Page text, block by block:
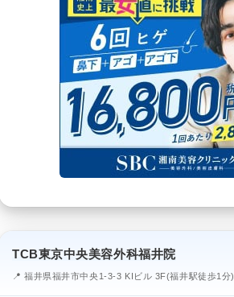
TCB東京中央美容外科福井院
📍 福井県福井市中央1-3-3 KIビル 3F(福井駅徒歩1分)